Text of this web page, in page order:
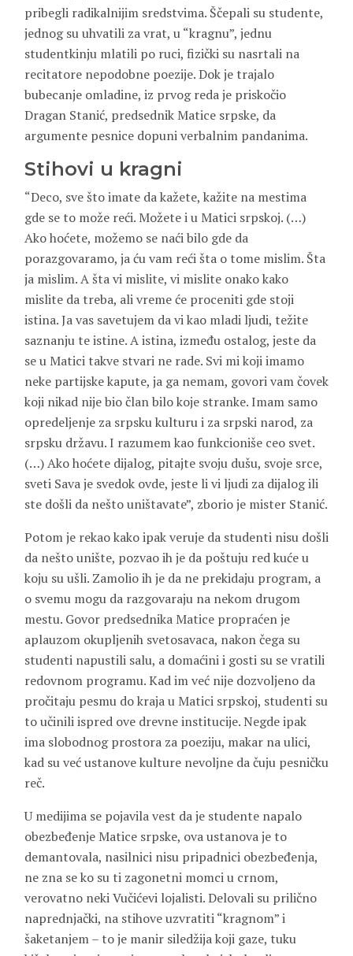
pribegli radikalnijim sredstvima. Ščepali su studente,
jednog su uhvatili za vrat, u “kragnu”, jednu
studentkinju mlatili po ruci, fizički su nasrtali na
recitatore nepodobne poezije. Dok je trajalo
bubecanje omladine, iz prvog reda je priskočio
Dragan Stanić, predsednik Matice srpske, da
argumente pesnice dopuni verbalnim pandanima.
Stihovi u kragni
“Deco, sve što imate da kažete, kažite na mestima
gde se to može reći. Možete i u Matici srpskoj. (…)
Ako hoćete, možemo se naći bilo gde da
porazgovaramo, ja ću vam reći šta o tome mislim. Šta
ja mislim. A šta vi mislite, vi mislite onako kako
mislite da treba, ali vreme će proceniti gde stoji
istina. Ja vas savetujem da vi kao mladi ljudi, težite
saznanju te istine. A istina, između ostalog, jeste da
se u Matici takve stvari ne rade. Svi mi koji imamo
neke partijske kapute, ja ga nemam, govori vam čovek
koji nikad nije bio član bilo koje stranke. Imam samo
opredeljenje za srpsku kulturu i za srpski narod, za
srpsku državu. I razumem kao funkcioniše ceo svet.
(…) Ako hoćete dijalog, pitajte svoju dušu, svoje srce,
sveti Sava je svedok ovde, jeste li vi ljudi za dijalog ili
ste došli da nešto uništavate”, zborio je mister Stanić.
Potom je rekao kako ipak veruje da studenti nisu došli
da nešto unište, pozvao ih je da poštuju red kuće u
koju su ušli. Zamolio ih je da ne prekidaju program, a
o svemu mogu da razgovaraju na nekom drugom
mestu. Govor predsednika Matice propraćen je
aplauzom okupljenih svetosavaca, nakon čega su
studenti napustili salu, a domaćini i gosti su se vratili
redovnom programu. Kad im već nije dozvoljeno da
pročitaju pesmu do kraja u Matici srpskoj, studenti su
to učinili ispred ove drevne institucije. Negde ipak
ima slobodnog prostora za poeziju, makar na ulici,
kad su već ustanove kulture nevoljne da čuju pesničku
reč.
U medijima se pojavila vest da je studente napalo
obezbeđenje Matice srpske, ova ustanova je to
demantovala, nasilnici nisu pripadnici obezbeđenja,
ne zna se ko su ti zagonetni momci u crnom,
verovatno neki Vučićevi lojalisti. Delovali su prilično
naprednjački, na stihove uzvratiti “kragnom” i
šaketanjem – to je manir siledžija koji gaze, tuku